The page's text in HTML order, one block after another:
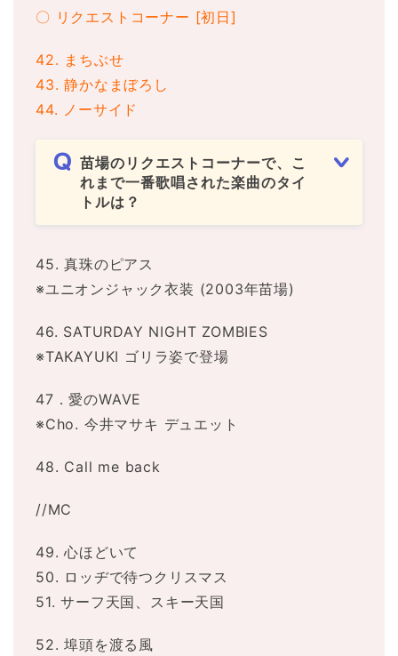
〇 リクエストコーナー [初日]
42. まちぶせ
43. 静かなまぼろし
44. ノーサイド
苗場のリクエストコーナーで、こ
れまで一番歌唱された楽曲のタイ
トルは？
45. 真珠のピアス
※ユニオンジャック衣装 (2003年苗場)
46. SATURDAY NIGHT ZOMBIES
※TAKAYUKI ゴリラ姿で登場
47．愛のWAVE
※Cho. 今井マサキ デュエット
48. Call me back
//MC
49. 心ほどいて
50. ロッヂで待つクリスマス
51. サーフ天国、スキー天国
52. 埠頭を渡る風